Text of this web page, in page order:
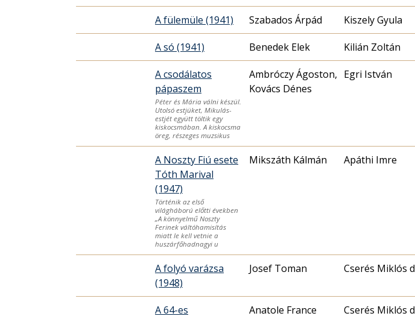
A fülemüle (1941) Szabados Árpád Kiszely Gyula
A só (1941) Benedek Elek Kilián Zoltán
A csodálatos
pápaszem
Péter és Mária válni készül.
Utolsó estjüket, Mikulás-
estjét együtt töltik egy
kiskocsmában. A kiskocsma
öreg, részeges muzsikus
Ambróczy Ágoston,
Kovács Dénes
Egri István
A Noszty Fiú esete
Tóth Marival
(1947)
Történik az első
világháború előtti években
„A könnyelmű Noszty
Ferinek váltóhamisítás
miatt le kell vetnie a
huszárfőhadnagyi u
Mikszáth Kálmán Apáthi Imre
A folyó varázsa
(1948)
Josef Toman Cserés Miklós
A 64-es Anatole France Cserés Miklós